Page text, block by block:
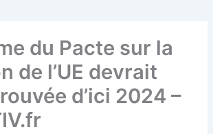
du Pacte sur la
de l’UE devrait
d’ici 2024 –